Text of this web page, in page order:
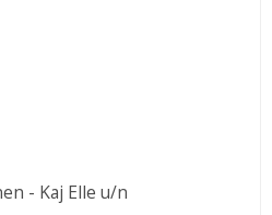
- Kaj Elle u/n